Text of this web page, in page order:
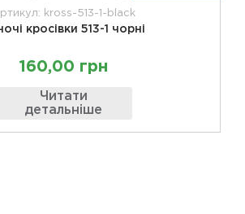
kross-513-1-black
кросівки 513-1 чорні
160,00 грн
Читати
детальніше